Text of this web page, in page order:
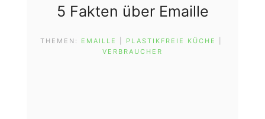
5 Fakten über Emaille
THEMEN: EMAILLE PLASTIKFREIE KÜCHE
VERBRAUCHER